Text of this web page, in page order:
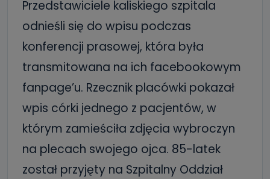
Przedstawiciele kaliskiego szpitala
odnieśli się do wpisu podczas
konferencji prasowej, która była
transmitowana na ich facebookowym
fanpage’u. Rzecznik placówki pokazał
wpis córki jednego z pacjentów, w
którym zamieściła zdjęcia wybroczyn
na plecach swojego ojca. 85-latek
został przyjęty na Szpitalny Oddział